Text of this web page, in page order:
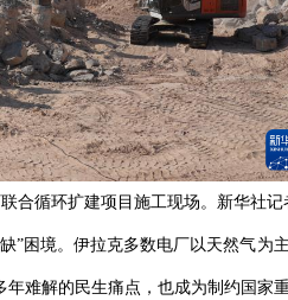
合循环扩建项目施工现场。新华社
”困境。伊拉克多数电厂以天然气为
难解的民生痛点，也成为制约国家